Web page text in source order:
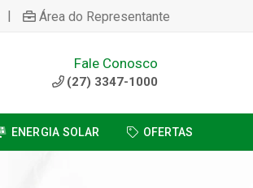
| Área do Representante
Fale Conosco
(27) 3347-1000
ENERGIA SOLAR OFERTAS